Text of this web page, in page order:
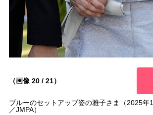
（画像 20 / 21）
ブルーのセットアップ姿の雅子さま（2025年
／JMPA）